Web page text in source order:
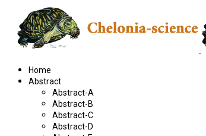
Home
Abstract
Abstract-A
Abstract-B
Abstract-C
Abstract-D